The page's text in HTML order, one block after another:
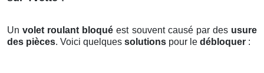
Unvolet roulant bloqué est souvent causé par des usure
des pièces. Voici quelques solutions pour le débloquer :